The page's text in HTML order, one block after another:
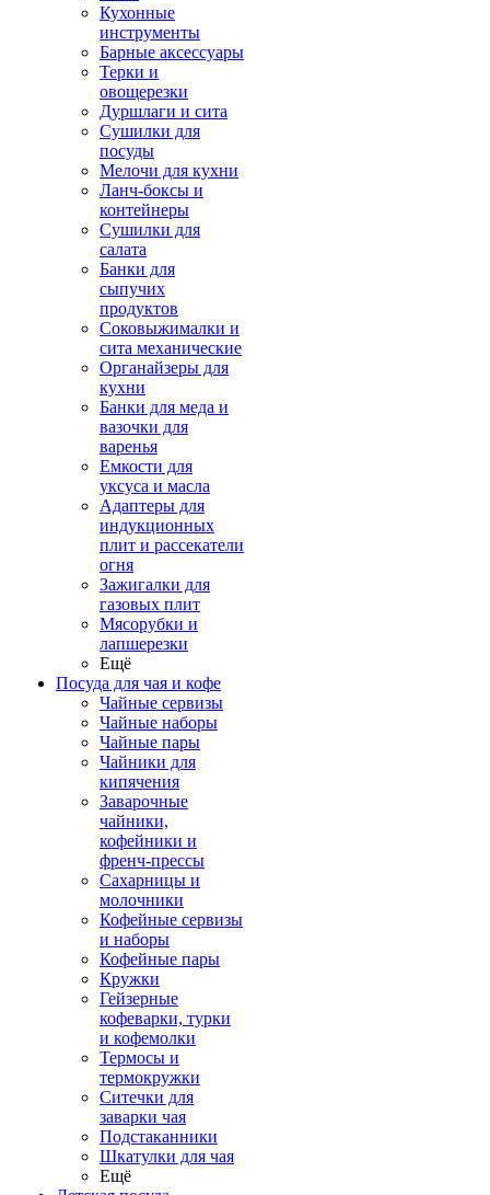
Кухонные
инструменты
Барные аксессуары
Терки и
овощерезки
Дуршлаги и сита
Сушилки для
посуды
Мелочи для кухни
Ланч-боксы и
контейнеры
Сушилки для
салата
Банки для
сыпучих
продуктов
Соковыжималки и
сита механические
Органайзеры для
кухни
Банки для меда и
вазочки для
варенья
Емкости для
уксуса и масла
Адаптеры для
индукционных
плит и рассекатели
огня
Зажигалки для
газовых плит
Мясорубки и
лапшерезки
Ещё
Посуда для чая и кофе
Чайные сервизы
Чайные наборы
Чайные пары
Чайники для
кипячения
Заварочные
чайники,
кофейники и
френч-прессы
Сахарницы и
молочники
Кофейные сервизы
и наборы
Кофейные пары
Кружки
Гейзерные
кофеварки, турки
и кофемолки
Термосы и
термокружки
Ситечки для
заварки чая
Подстаканники
Шкатулки для чая
Ещё